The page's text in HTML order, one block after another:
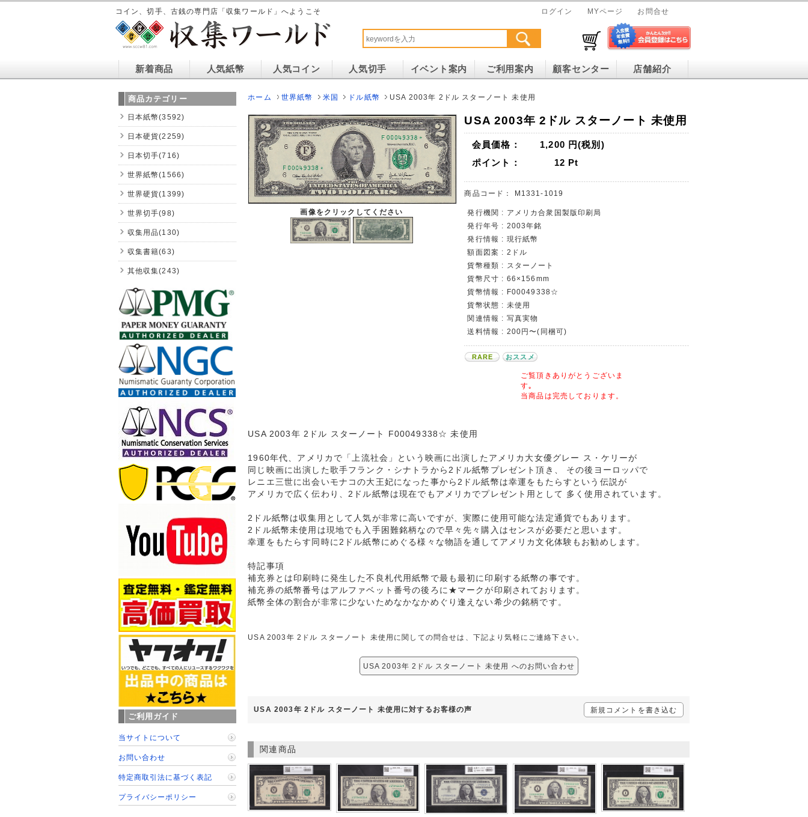
コイン、切手、古銭の専門店「収集ワールド」へようこそ ログイン MYページ お問合せ
新着商品 人気紙幣 人気コイン 人気切手 イベント案内 ご利用案内 顧客センター 店舗紹介
ホーム 世界紙幣 米国 ドル紙幣 USA 2003年 2ドル スターノート 未使用
画像をクリックしてください
USA 2003年 2ドル スターノート 未使用
会員価格： 1,200 円(税別)
ポイント：
12 Pt
商品コード： M1331-1019
発行機関 : アメリカ合衆国製版印刷局
発行年号 : 2003年銘
発行情報 : 現行紙幣
額面図案 : 2ドル
貨幣種類 : スターノート
貨幣尺寸 : 66×156mm
貨幣情報 : F00049338☆
貨幣状態 : 未使用
関連情報 : 写真実物
送料情報 : 200円〜(同梱可)
RARE おススメ
ご覧頂きありがとうございま
す｡
当商品は完売しております。
USA 2003年 2ドル スターノート F00049338☆ 未使用
1960年代、アメリカで「上流社会」という映画に出演したアメリカ大女優グレー ス・ケリーが
同じ映画に出演した歌手フランク・シナトラから2ドル紙幣プレゼント頂き、 その後ヨーロッパで
レニエ三世に出会いモナコの大王妃になった事から2ドル紙幣は幸運をもたらすという伝説が
アメリカで広く伝わり、2ドル紙幣は現在でもアメリカでプレゼント用として 多く使用されています。
2ドル紙幣は収集用として人気が非常に高いですが、実際に使用可能な法定通貨でもあります。
2ドル紙幣未使用は現地でも入手困難銘柄なので早々先々購入はセンスが必要だと思います。
幸運をもたらす同時に2ドル紙幣にめぐる様々な物語を通してアメリカ文化体験もお勧めします。
特記事項
補充券とは印刷時に発生した不良札代用紙幣で最も最初に印刷する紙幣の事です。
補充券の紙幣番号はアルファベット番号の後ろに★マークが印刷されております。
紙幣全体の割合が非常に少ないためなかなかめぐり逢えない希少の銘柄です。
USA 2003年 2ドル スターノート 未使用に関しての問合せは、下記より気軽にご連絡下さい。
USA 2003年 2ドル スターノート 未使用 へのお問い合わせ
USA 2003年 2ドル スターノート 未使用に対するお客様の声 新規コメントを書き込む
関連商品
商品カテゴリー
日本紙幣(3592)
日本硬貨(2259)
日本切手(716)
世界紙幣(1566)
世界硬貨(1399)
世界切手(98)
収集用品(130)
収集書籍(63)
其他収集(243)
ご利用ガイド
当サイトについて
お問い合わせ
特定商取引法に基づく表記
プライバシーポリシー